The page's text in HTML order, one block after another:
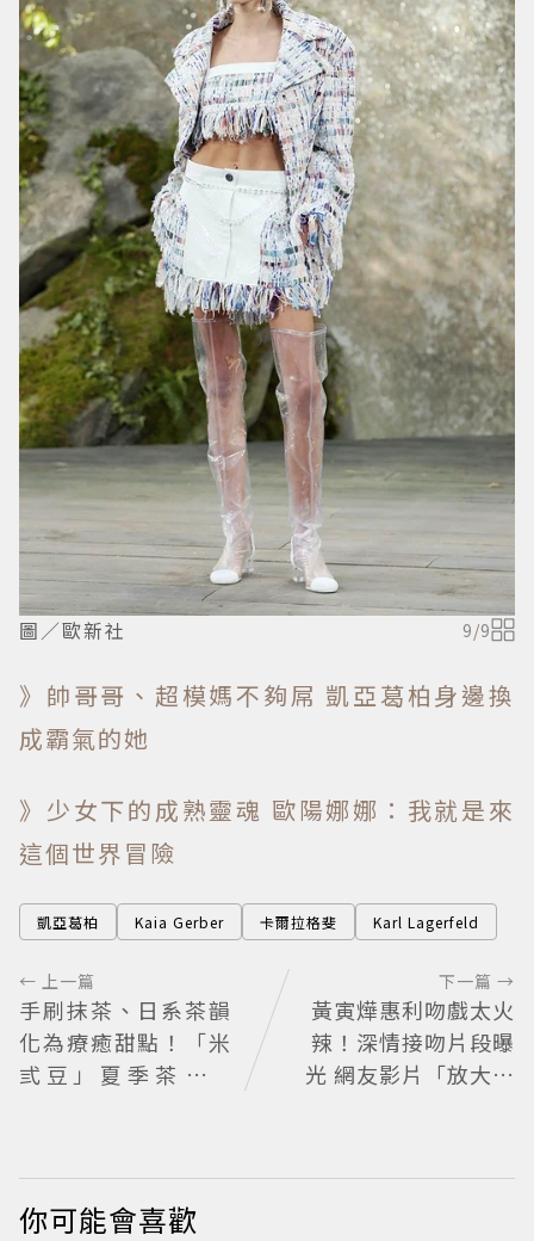
圖／歐新社 9/9
》帥哥哥、超模媽不夠屌 凱亞葛柏身邊換
成霸氣的她
》少女下的成熟靈魂 歐陽娜娜：我就是來
這個世界冒險
凱亞葛柏 Kaia Gerber 卡爾拉格斐 Karl Lagerfeld
← 上一篇
手刷抹茶、日系茶韻
化為療癒甜點！「米
弎豆」夏季茶季開
下一篇 →
黃寅燁惠利吻戲太火
辣！深情接吻片段曝
光 網友影片「放大調
你可能會喜歡